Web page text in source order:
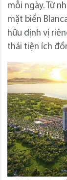
mỗi ngày. Từ
mặt biển
hữu định vị
thái tiện ích